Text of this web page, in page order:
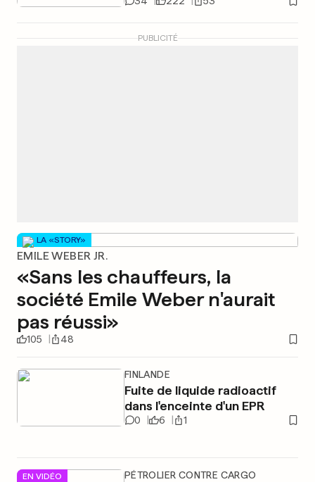
PUBLICITÉ
LA «STORY»
EMILE WEBER JR.
«Sans les chauffeurs, la
société Emile Weber n'aurait
pas réussi»
105 48
FINLANDE
Fuite de liquide radioactif
dans l'enceinte d'un EPR
0 6 1
EN VIDÉO PÉTROLIER CONTRE CARGO